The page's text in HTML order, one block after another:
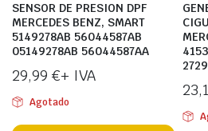
SENSOR DE PRESION DPF
MERCEDES BENZ, SMART
5149278AB 56044587AB
05149278AB 56044587AA
29,99 €+ IVA
Agotado